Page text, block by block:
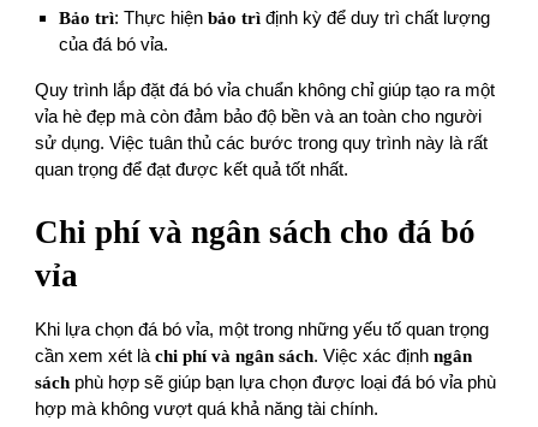
Bảo trì: Thực hiệnbảo trì định kỳ để duy trì chất lượng
của đá bó vỉa.
Quy trình lắp đặt đá bó vỉa chuẩn không chỉ giúp tạo ra một
vỉa hè đẹp mà còn đảm bảo độ bền và an toàn cho người
sử dụng. Việc tuân thủ các bước trong quy trình này là rất
quan trọng để đạt được kết quả tốt nhất.
Chi phí và ngân sách cho đá bó
vỉa
Khi lựa chọn đá bó vỉa, một trong những yếu tố quan trọng
cần xem xét làchi phí và ngân sách. Việc xác địnhngân
sách phù hợp sẽ giúp bạn lựa chọn được loại đá bó vỉa phù
hợp mà không vượt quá khả năng tài chính.